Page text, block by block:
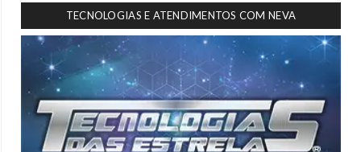
TECNOLOGIAS E ATENDIMENTOS COM NEVA